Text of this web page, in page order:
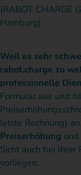
(RABOT CHARGE
Hamburg).
Weil es sehr
rabot.charge zu
professionelle
Formular aus und
letzte Rechnung) an.
Preiserhöhung
Sicht auch bei Ihrer
vorliegen.